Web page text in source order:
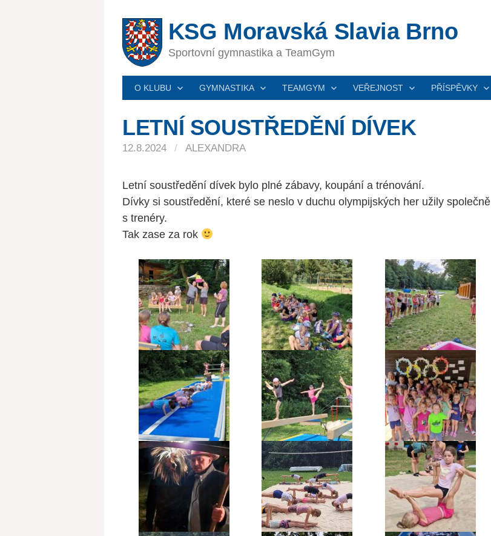
content
KSG Moravská Slavia Brno
Sportovní gymnastika a TeamGym
O KLUBU GYMNASTIKA TEAMGYM VEŘEJNOST PŘÍSPĚVKY
LETNÍ SOUSTŘEDĚNÍ DÍVEK
12.8.2024 / ALEXANDRA
Letní soustředění dívek bylo plné zábavy, koupání a trénování.
Dívky si soustředění, které se neslo v duchu olympijských her užily společně
s trenéry.
Tak zase za rok